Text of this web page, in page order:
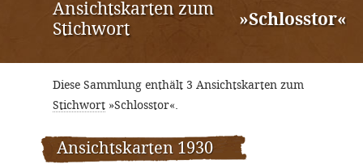
Ansichtskarten zum
Stichwort
»Schlosstor«
Diese Sammlung enthält 3 Ansichtskarten zum
Stichwort »Schlosstor«.
Ansichtskarten 1930